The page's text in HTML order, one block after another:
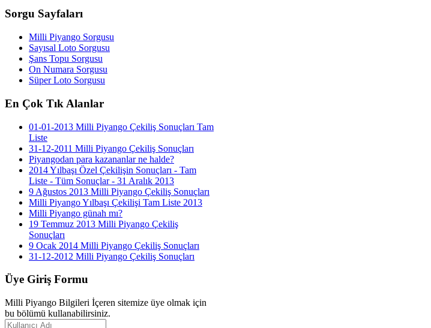
Sorgu Sayfaları
Milli Piyango Sorgusu
Sayısal Loto Sorgusu
Şans Topu Sorgusu
On Numara Sorgusu
Süper Loto Sorgusu
En Çok Tık Alanlar
01-01-2013 Milli Piyango Çekiliş Sonuçları Tam
Liste
31-12-2011 Milli Piyango Çekiliş Sonuçları
Piyangodan para kazananlar ne halde?
2014 Yılbaşı Özel Çekilişin Sonuçları - Tam
Liste - Tüm Sonuçlar - 31 Aralık 2013
9 Ağustos 2013 Milli Piyango Çekiliş Sonuçları
Milli Piyango Yılbaşı Çekilişi Tam Liste 2013
Milli Piyango günah mı?
19 Temmuz 2013 Milli Piyango Çekiliş
Sonuçları
9 Ocak 2014 Milli Piyango Çekiliş Sonuçları
31-12-2012 Milli Piyango Çekiliş Sonuçları
Üye Giriş Formu
Milli Piyango Bilgileri İçeren sitemize üye olmak için
bu bölümü kullanabilirsiniz.